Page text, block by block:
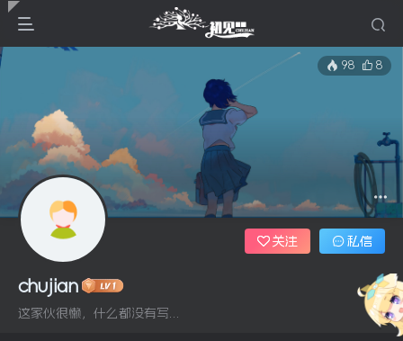
98 8
chujian
这家伙很懒，什么都没有写...
关注 私信